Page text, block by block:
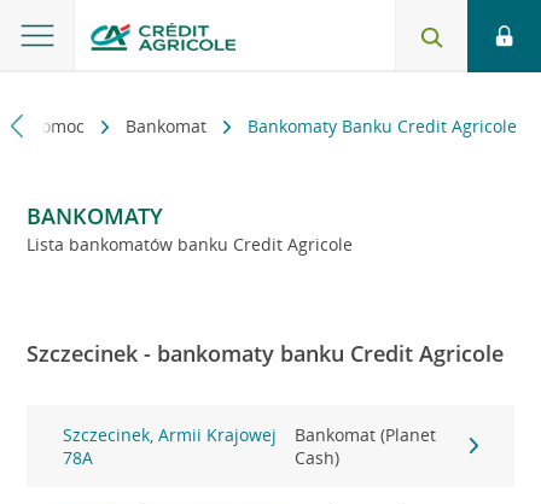
i pomoc Bankomat Bankomaty Banku Credit Agricole
BANKOMATY
Lista bankomatów banku Credit Agricole
Szczecinek - bankomaty banku Credit Agricole
Szczecinek, Armii Krajowej
78A
Bankomat (Planet
Cash)